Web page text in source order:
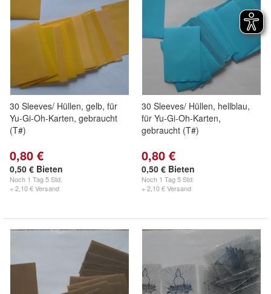
30 Sleeves/ Hüllen, gelb, für
Yu-Gi-Oh-Karten, gebraucht
(T#)
0,80 €
0,50 € Bieten
Noch 1 Tag 5 Std.
+ 2,10 € Versand
30 Sleeves/ Hüllen, hellblau,
für Yu-Gi-Oh-Karten,
gebraucht (T#)
0,80 €
0,50 € Bieten
Noch 1 Tag 5 Std.
+ 2,10 € Versand